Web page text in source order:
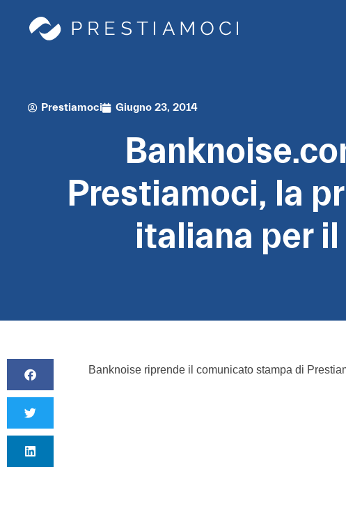
Prestiamoci Giugno 23, 2014
Prestiamoci, la
italiana per
Banknoise riprende il comunicato stampa di